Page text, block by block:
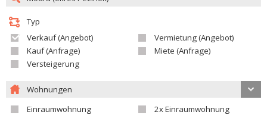
Typ
Verkauf (Angebot)
Vermietung (Angebot)
Kauf (Anfrage)
Miete (Anfrage)
Versteigerung
Wohnungen
Einraumwohnung
2x Einraumwohnung